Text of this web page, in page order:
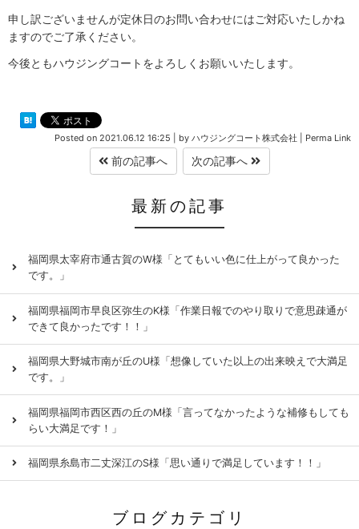
申し訳ございませんが定休日のお問い合わせにはご対応いたしかね
ますのでご了承ください。
今後ともハウジングコートをよろしくお願いいたします。
Posted on 2021.06.12 16:25 by ハウジングコート株式会社 Perma Link
前の記事へ 次の記事へ
最新の記事
福岡県太宰府市通古賀のW様「とてもいい色に仕上がって良かった
です。」
福岡県福岡市早良区弥生のK様「作業日報でのやり取りで意思疎通が
できて良かったです！！」
福岡県大野城市南が丘のU様「想像していた以上の出来映えで大満足
です。」
福岡県福岡市西区西の丘のM様「言ってなかったような補修もしても
らい大満足です！」
福岡県糸島市二丈深江のS様「思い通りで満足しています！！」
ブログカテゴリ